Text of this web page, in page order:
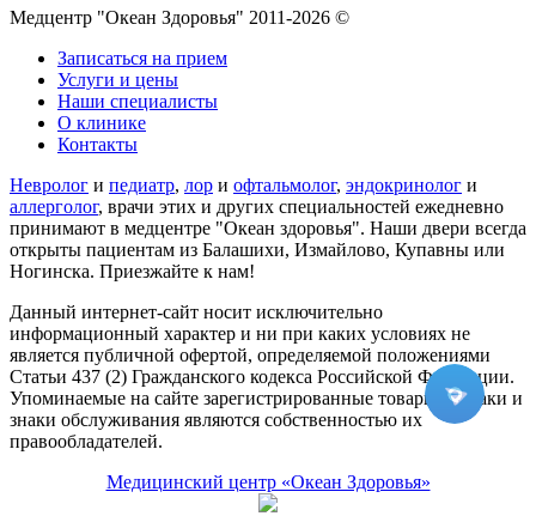
Медцентр "Океан Здоровья" 2011-2026 ©
Записаться на прием
Услуги и цены
Наши специалисты
О клинике
Контакты
Невролог и педиатр, лор и офтальмолог, эндокринолог и
аллерголог, врачи этих и других специальностей ежедневно
принимают в медцентре "Океан здоровья". Наши двери всегда
открыты пациентам из Балашихи, Измайлово, Купавны или
Ногинска. Приезжайте к нам!
Данный интернет-сайт носит исключительно
информационный характер и ни при каких условиях не
является публичной офертой, определяемой положениями
Статьи 437 (2) Гражданского кодекса Российской Федерации.
Упоминаемые на сайте зарегистрированные товарные знаки и
знаки обслуживания являются собственностью их
правообладателей.
Медицинский центр «Океан Здоровья»